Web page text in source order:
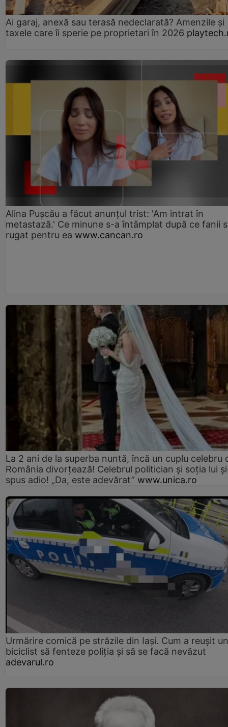
Ai garaj, anexă sau terasă nedeclarată? Amenzile și
taxele care îi sperie pe proprietari în 2026
Alina Pușcău a făcut anunțul trist: 'Am intrat în
metastază.' Ce minune s-a întâmplat după ce fanii
rugat pentru ea www.cancan.ro
La 2 ani de la superba nuntă, încă un cuplu celebru
România divorțează! Celebrul politician și soția lui
spus adio! „Da, este adevărat” www.unica.ro
Urmărire comică pe străzile din Iași. Cum a reușit un
biciclist să fenteze poliția și să se facă nevăzut
adevarul.ro